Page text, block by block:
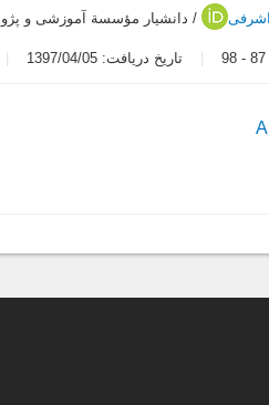
/ دانشیار مؤسسة آموزشی و
87
-
98 تاریخ دریافت: 1397/04/05